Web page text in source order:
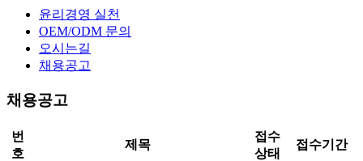
윤리경영 실천
OEM/ODM 문의
오시는길
채용공고
채용공고
번
호
제목
접수
상태
접수기간